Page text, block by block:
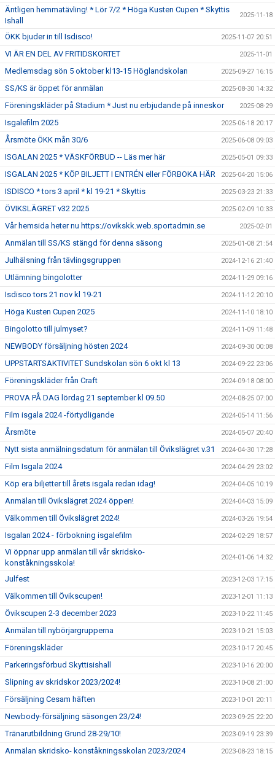
Äntligen hemmatävling! * Lör 7/2 * Höga Kusten Cupen * Skyttis
Ishall
2025-11-18
ÖKK bjuder in till Isdisco! 2025-11-07 20:51
VI ÄR EN DEL AV FRITIDSKORTET 2025-11-01
Medlemsdag sön 5 oktober kl13-15 Höglandskolan 2025-09-27 16:15
SS/KS är öppet för anmälan 2025-08-30 14:32
Föreningskläder på Stadium * Just nu erbjudande på inneskor 2025-08-29
Isgalefilm 2025 2025-06-18 20:17
Årsmöte ÖKK mån 30/6 2025-06-08 09:03
ISGALAN 2025 * VÄSKFÖRBUD -- Läs mer här 2025-05-01 09:33
ISGALAN 2025 * KÖP BILJETT I ENTRÉN eller FÖRBOKA HÄR 2025-04-20 15:06
ISDISCO * tors 3 april * kl 19-21 * Skyttis 2025-03-23 21:33
ÖVIKSLÄGRET v32 2025 2025-02-09 10:33
Vår hemsida heter nu https://ovikskk.web.sportadmin.se 2025-02-01
Anmälan till SS/KS stängd för denna säsong 2025-01-08 21:54
Julhälsning från tävlingsgruppen 2024-12-16 21:40
Utlämning bingolotter 2024-11-29 09:16
Isdisco tors 21 nov kl 19-21 2024-11-12 20:10
Höga Kusten Cupen 2025 2024-11-10 18:10
Bingolotto till julmyset? 2024-11-09 11:48
NEWBODY försäljning hösten 2024 2024-09-30 00:08
UPPSTARTSAKTIVITET Sundskolan sön 6 okt kl 13 2024-09-22 23:06
Föreningskläder från Craft 2024-09-18 08:00
PROVA PÅ DAG lördag 21 september kl 09.50 2024-08-25 07:00
Film isgala 2024 -förtydligande 2024-05-14 11:56
Årsmöte 2024-05-07 20:40
Nytt sista anmälningsdatum för anmälan till Övikslägret v.31 2024-04-30 17:28
Film Isgala 2024 2024-04-29 23:02
Köp era biljetter till årets isgala redan idag! 2024-04-05 10:19
Anmälan till Övikslägret 2024 öppen! 2024-04-03 15:09
Välkommen till Övikslägret 2024! 2024-03-26 19:54
Isgalan 2024 - förbokning isgalefilm 2024-02-29 18:57
Vi öppnar upp anmälan till vår skridsko-
konståkningsskola!
2024-01-06 14:32
Julfest 2023-12-03 17:15
Välkommen till Övikscupen! 2023-12-01 11:13
Övikscupen 2-3 december 2023 2023-10-22 11:45
Anmälan till nybörjargrupperna 2023-10-21 15:03
Föreningskläder 2023-10-17 20:45
Parkeringsförbud Skyttisishall 2023-10-16 20:00
Slipning av skridskor 2023/2024! 2023-10-08 21:00
Försäljning Cesam häften 2023-10-01 20:11
Newbody-försäljning säsongen 23/24! 2023-09-25 22:20
Tränarutbildning Grund 28-29/10! 2023-09-19 23:39
Anmälan skridsko- konståkningsskolan 2023/2024 2023-08-23 18:15